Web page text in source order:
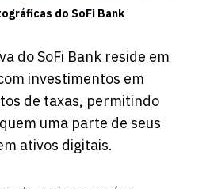
do SoFi Bank
do SoFi Bank reside em
investimentos em
de taxas, permitindo
uma parte de seus
ativos digitais.